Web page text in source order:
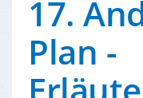
17.
Plan -